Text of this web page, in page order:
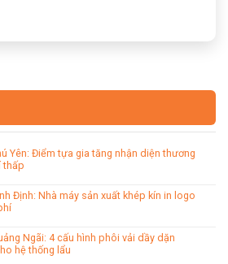
Yên: Điểm tựa gia tăng nhận diện thương
thấp
Định: Nhà máy sản xuất khép kín in logo
Ngãi: 4 cấu hình phôi vải dầy dặn
hệ thống lẩu